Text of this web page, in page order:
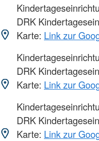
DRK
Karte: Link zur
DRK
Karte: Link zur
DRK
Karte: Link zur